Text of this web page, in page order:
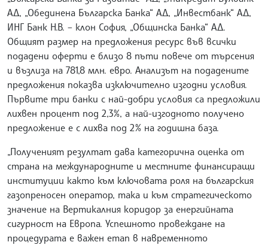
АД, „Обединена Българска Банка“ АД, „Инвестбанк“ АД,
ИНГ Банк Н.В. – клон София, „Общинска Банка“ АД.
Общият размер на предложения ресурс във всички
подадени оферти е близо 8 пъти повече от търсения
и възлиза на 781,8 млн. евро. Анализът на подадените
предложения показва изключително изгодни условия.
Първите три банки с най-добри условия са предложили
лихвен процент под 2,3%, а най-изгодното получено
предложение е с лихва под 2% на годишна база.
„Полученият резултат дава категорична оценка от
страна на международните и местните финансиращи
институции както към ключовата роля на българския
газопреносен оператор, така и към стратегическото
значение на Вертикалния коридор за енергийната
сигурност на Европа. Успешното провеждане на
процедурата е важен етап в навременното